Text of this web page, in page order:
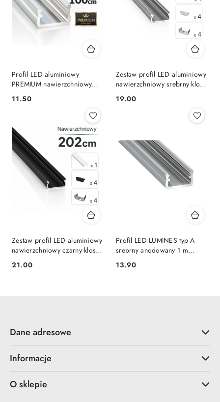
Profil LED aluminiowy
PREMIUM nawierzchniowy
TYP-A surowy 1m do taśm
LED LUMINES
Cena:
11.50
Zestaw profil LED aluminiowy
nawierzchniowy srebrny klosz
mleczny PC 2,02 m + 4
zaślepki + 4 uchwyty ORRE
Cena:
19.00
Zestaw profil LED aluminiowy
nawierzchniowy czarny klosz
zaślepki + 4 uchwyty ORRE
Cena:
21.00
Profil LED LUMINES typ A
srebrny anodowany 1 m
Cena:
13.90
Dane adresowe
Informacje
O sklepie